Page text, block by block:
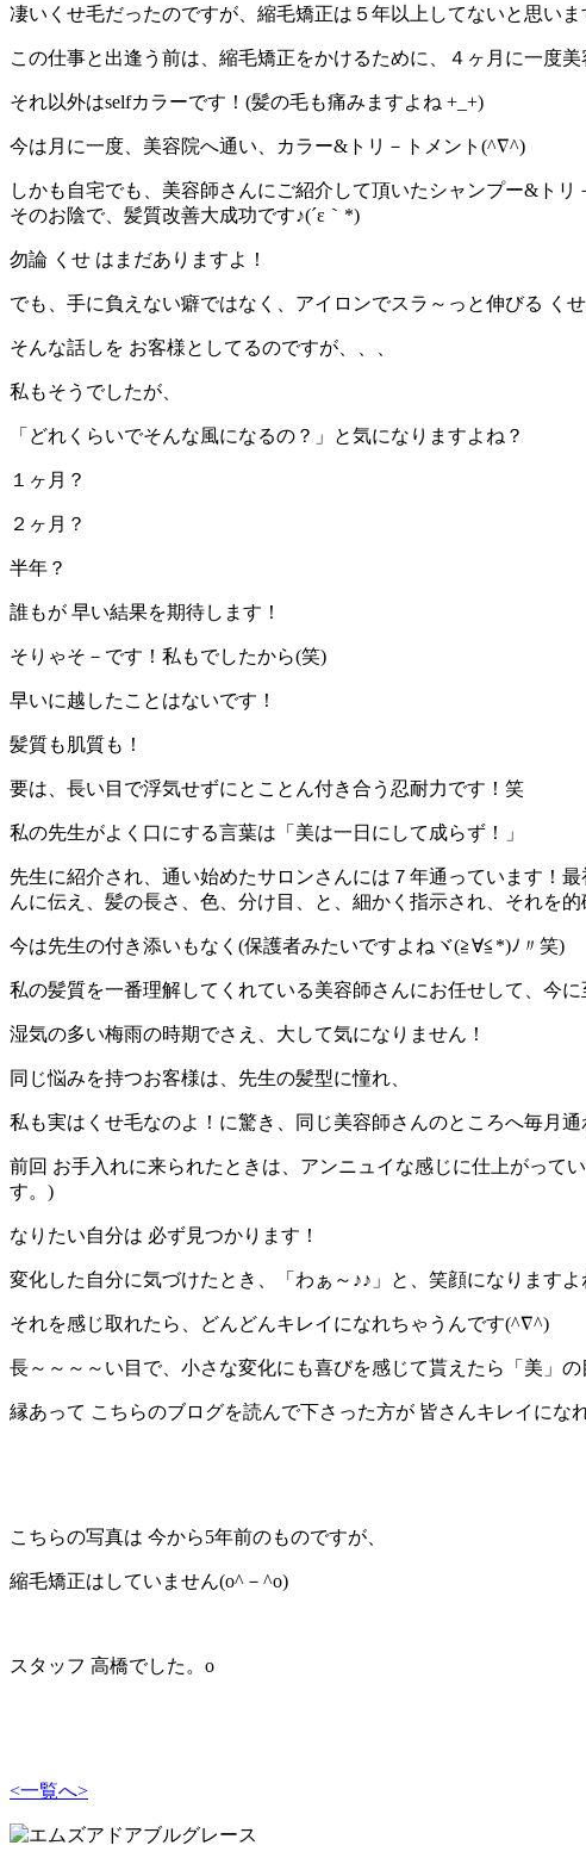
凄いくせ毛だったのですが、縮毛矯正は５年以上してないと思いま
この仕事と出逢う前は、縮毛矯正をかけるために、４ヶ月に一度
それ以外はselfカラーです！(髪の毛も痛みますよね +_+)
今は月に一度、美容院へ通い、カラー&トリ－トメント(^∇^)
しかも自宅でも、美容師さんにご紹介して頂いたシャンプー&トリ
そのお陰で、髪質改善大成功です♪(´ε｀*)
勿論 くせ はまだありますよ！
でも、手に負えない癖ではなく、アイロンでスラ～っと伸びる く
そんな話しを お客様としてるのですが、、、
私もそうでしたが、
「どれくらいでそんな風になるの？」と気になりますよね？
１ヶ月？
２ヶ月？
半年？
誰もが 早い結果を期待します！
そりゃそ－です！私もでしたから(笑)
早いに越したことはないです！
髪質も肌質も！
要は、長い目で浮気せずにとことん付き合う忍耐力です！笑
私の先生がよく口にする言葉は「美は一日にして成らず！」
先生に紹介され、通い始めたサロンさんには７年通っています！
んに伝え、髪の長さ、色、分け目、と、細かく指示され、それを
今は先生の付き添いもなく(保護者みたいですよねヾ(≧∀≦*)ﾉ〃笑)
私の髪質を一番理解してくれている美容師さんにお任せして、今
湿気の多い梅雨の時期でさえ、大して気になりません！
同じ悩みを持つお客様は、先生の髪型に憧れ、
私も実はくせ毛なのよ！に驚き、同じ美容師さんのところへ毎月通
前回 お手入れに来られたときは、アンニュイな感じに仕上がって
す。)
なりたい自分は 必ず見つかります！
変化した自分に気づけたとき、「わぁ～♪♪」と、笑顔になりますよ
それを感じ取れたら、どんどんキレイになれちゃうんです(^∇^)
長～～～～い目で、小さな変化にも喜びを感じて貰えたら「美」
縁あって こちらのブログを読んで下さった方が 皆さんキレイにな
こちらの写真は 今から5年前のものですが、
縮毛矯正はしていません(o^－^o)
スタッフ 高橋でした。o
<一覧へ>